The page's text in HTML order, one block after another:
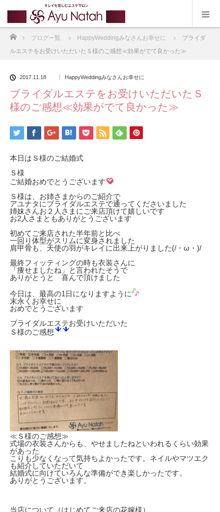
ブログ一覧 HappyWeddingみなさんお幸せに
ブライダ
ルエステをお受けいただいたＳ様のご感想≪効果がでて良かった≫
2017.11.18 HappyWeddingみなさんお幸せに
ブライダルエステをお受けいただいたＳ
様のご感想≪効果がでて良かった≫
本日はＳ様のご結婚式
Ｓ様
ご結婚おめでとうございます
Ｓ様は、お姉さまからのご紹介で
アユナタにブライダルエステで通ってくださいました
姉妹さんお２人さまにご来店頂けて嬉しいです
お2人さまともありがとうございます
初めてご来店された半年前と比べ
一回り体型がスリムに変身されました
肩甲骨も、天使の羽がキレイに出来上がりました(/・ω・)/
最終フィッティングの時も衣装さんに
「痩せましたね」と言われたそうで
ありがとうと 喜んで頂けました
今日は、最高の1日になりますように
末永くお幸せに
おめでとうございます
ブライダルエステお受けいただいた
Ｓ様のご感想
≪Ｓ様のご感想≫
式場の衣装さんからも、やせましたねといわれるくらい効果
があった
こりも少なくなって気持ちよかったです。ネイルやマツエク
も紹介していただいて
結婚式に向けていろんな準備ができ楽しかったです。
ありがとうございます。
当店について（はじめてご来店の花嫁様）